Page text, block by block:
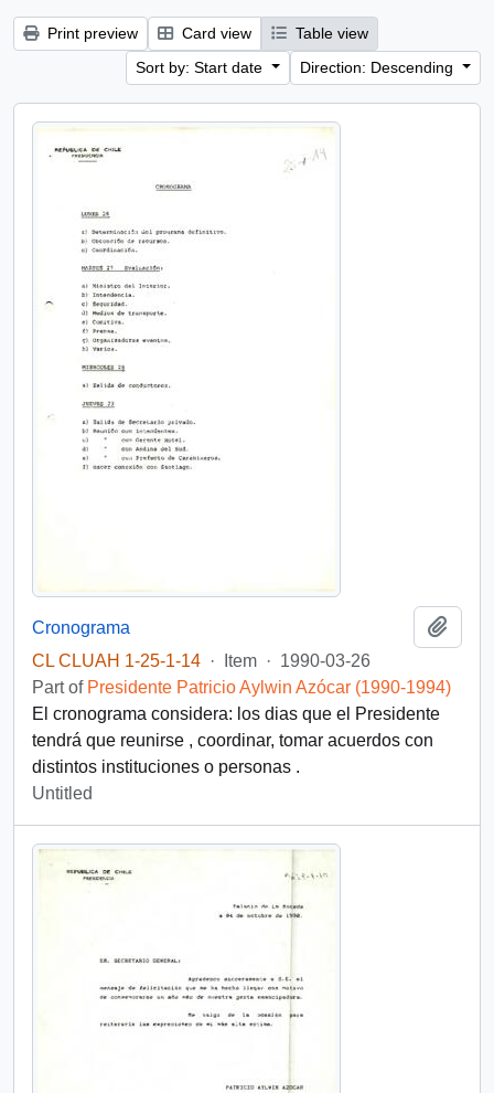
Print preview Card view
Table view
Sort by: Start date
Direction: Descending
Cronograma
CL CLUAH 1-25-1-14 · Item · 1990-03-26
Part of Presidente Patricio Aylwin Azócar (1990-1994)
El cronograma considera: los dias que el Presidente
tendrá que reunirse , coordinar, tomar acuerdos con
distintos instituciones o personas .
Untitled